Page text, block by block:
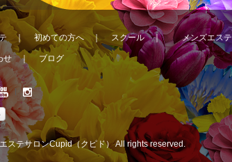
｜ 初めての方へ｜ スクール｜ メンズエステ
せ ｜ ブログ
ステサロンCupid（クピド）All rights reserved.